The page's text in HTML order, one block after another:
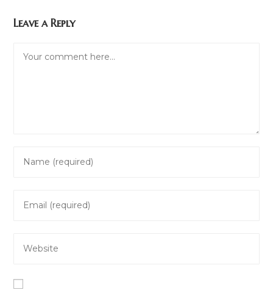
Leave a Reply
your
comment
your
address
your
URL